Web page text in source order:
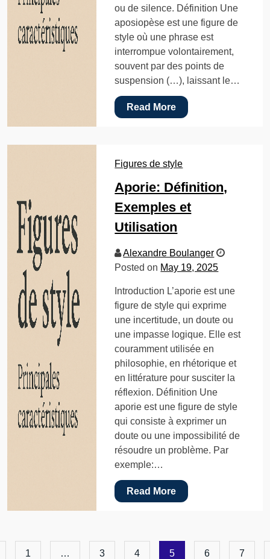
ou de silence. Définition Une
aposiopèse est une figure de
style où une phrase est
interrompue volontairement,
souvent par des points de
suspension (…), laissant le…
Read More
Figures de style
Aporie: Définition,
Exemples et
Utilisation
Alexandre Boulanger
Posted on May 19, 2025
Introduction L’aporie est une
figure de style qui exprime
une incertitude, un doute ou
une impasse logique. Elle est
couramment utilisée en
philosophie, en rhétorique et
en littérature pour susciter la
réflexion. Définition Une
aporie est une figure de style
qui consiste à exprimer un
doute ou une impossibilité de
résoudre un problème. Par
exemple:…
Read More
1 … 3 4 5 6 7